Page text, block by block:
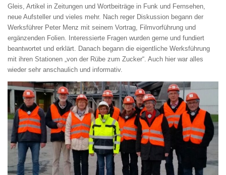
Gleis, Artikel in Zeitungen und Wortbeiträge in Funk und Fernsehen,
neue Aufsteller und vieles mehr. Nach reger Diskussion begann der
Werksführer Peter Menz mit seinem Vortrag, Filmvorführung und
ergänzenden Folien. Interessierte Fragen wurden gerne und fundiert
beantwortet und erklärt. Danach begann die eigentliche Werksführung
mit ihren Stationen „von der Rübe zum Zucker“. Auch hier war alles
wieder sehr anschaulich und informativ.